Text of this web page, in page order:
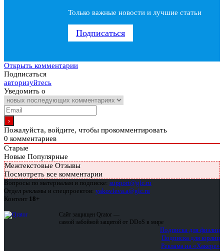
Только важные новости и лучшие статьи
Подписаться
Открыть комментарии
Подписаться
авторизуйтесь
Уведомить о
Пожалуйста, войдите, чтобы прокомментировать
0 комментариев
Старые
Новые Популярные
Межтекстовые Отзывы
Посмотреть все комментарии
Вопросы по материалам и подписке: support@glc.ru
Отдел рекламы и спецпроектов: yakovleva.a@glc.ru
Контент 18+
Сайт защищен Qrator —
самой забойной защитой от DDoS в мире
Подписка для физлиц
Подписка для юрлиц
Реклама на «Хакере»